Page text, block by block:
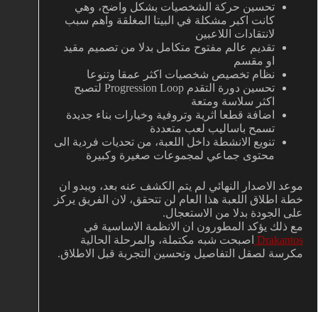
تحسين حركة الشخصيات بشكل واضح، وهي
كانت اكبر مشكلة في البيتا المغلقة واهم سبب
لانتقادات اللاعبين
تقديم عالم مفتوح متكامل بدلا من تصميم مقيد
او مقسم
نظام تخصيص شخصيات اكثر عمقا وتنوعا
تحسين دورة التقدم Progression Loop لتصبح
اكثر سلاسة ومتعة
اضافة قطعا اثرية وتروفية وخيارات بناء جديدة
تسمح باساليب لعب متعددة
تنويع الانشطة داخل اللعبة، من تحديات فردية الى
محتوى جماعي لمجموعات صغيرة وكبيرة
موعد الاصدار النهائي لم يتم الكشف عنه بعد، ويبدو ان
خطة اطلاق اللعبة هذا العام لن تتحقق، لان الفريق يركز
على الجودة بدلا من الاستعجال.
مع ذلك يؤكد المطورون ان الانظمة الاساسية في
Drakantos اصبحت شبه مكتملة، والمرحلة الحالية
مكرسة لصقل التفاصيل وتحسين التجربة قبل الاطلاق.